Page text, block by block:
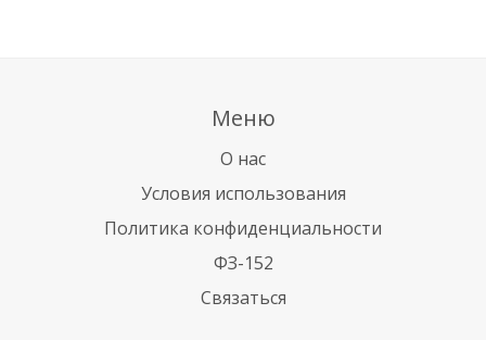
Меню
О нас
Условия использования
Политика конфиденциальности
ФЗ-152
Связаться